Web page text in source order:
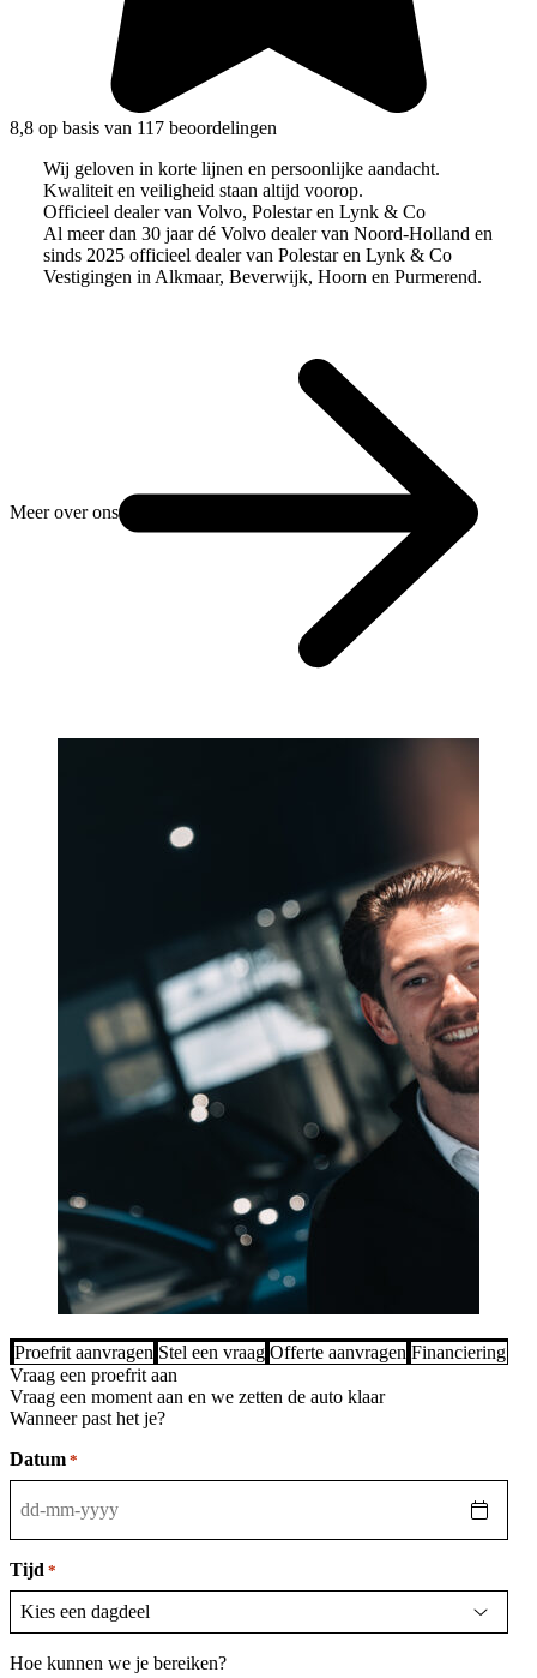
8,8 op basis van 117 beoordelingen
Wij geloven in korte lijnen en persoonlijke aandacht.
Kwaliteit en veiligheid staan altijd voorop.
Officieel dealer van Volvo, Polestar en Lynk & Co
Al meer dan 30 jaar dé Volvo dealer van Noord-Holland en
sinds 2025 officieel dealer van Polestar en Lynk & Co
Vestigingen in Alkmaar, Beverwijk, Hoorn en Purmerend.
Meer over ons
Proefrit aanvragen Stel een vraag Offerte aanvragen Financiering
Vraag een proefrit aan
Vraag een moment aan en we zetten de auto klaar
Wanneer past het je?
Datum *
DD
dash
MM
dash
JJJJ
Tijd *
Hoe kunnen we je bereiken?